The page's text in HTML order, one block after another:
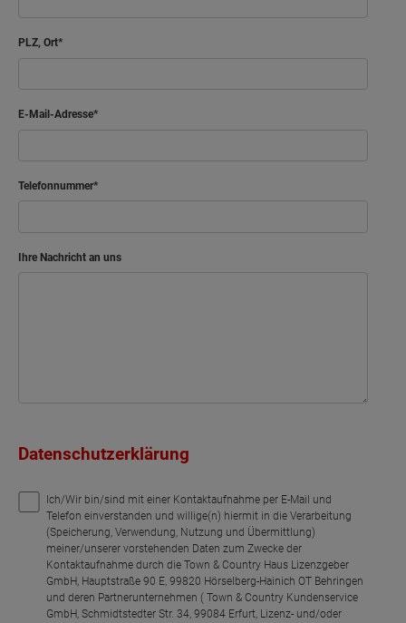
Flur
Netto-Raumfläche
PLZ, Ort
E-Mail-Adresse
Telefonnummer
Ihre Nachricht an uns
Datenschutzerklärung
Ich/Wir bin/sind mit einer Kontaktaufnahme per E-Mail und
Telefon einverstanden und willige(n) hiermit in die Verarbeitung
(Speicherung, Verwendung, Nutzung und Übermittlung)
meiner/unserer vorstehenden Daten zum Zwecke der
Kontaktaufnahme durch die Town & Country Haus Lizenzgeber
GmbH, Hauptstraße 90 E, 99820 Hörselberg-Hainich OT Behringen
und deren Partnerunternehmen ( Town & Country Kundenservice
GmbH, Schmidtstedter Str. 34, 99084 Erfurt, Lizenz- und/oder